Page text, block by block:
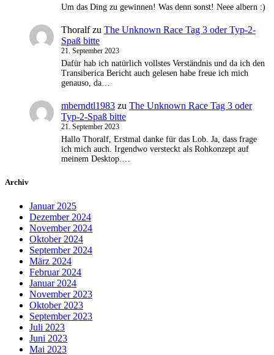
Um das Ding zu gewinnen! Was denn sonst! Neee albern :)
Thoralfzu The Unknown Race Tag 3 oder Typ-2-
Spaß bitte
21. September 2023
Dafür hab ich natürlich vollstes Verständnis und da ich den
Transiberica Bericht auch gelesen habe freue ich mich
genauso, da…
mberndtl1983 zu The Unknown Race Tag 3 oder
Typ-2-Spaß bitte
21. September 2023
Hallo Thoralf, Erstmal danke für das Lob. Ja, dass frage
ich mich auch. Irgendwo versteckt als Rohkonzept auf
meinem Desktop.…
Archiv
Januar 2025
Dezember 2024
November 2024
Oktober 2024
September 2024
März 2024
Februar 2024
Januar 2024
November 2023
Oktober 2023
September 2023
Juli 2023
Juni 2023
Mai 2023